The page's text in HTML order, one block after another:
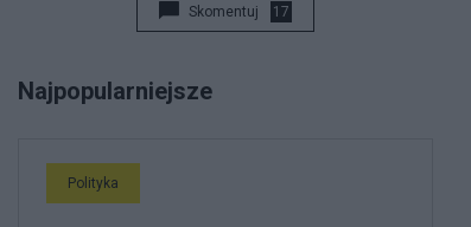
Skomentuj 17
Najpopularniejsze
Polityka